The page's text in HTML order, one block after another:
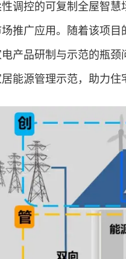
性调控的可复制全屋智
场推广应用。随着该项
电产品研制与示范的瓶
居能源管理示范，助力住